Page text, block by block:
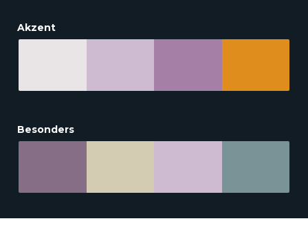
Akzent
Besonders